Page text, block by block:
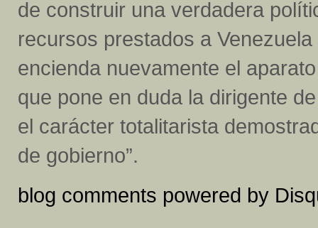
de construir una verdadera
recursos prestados a
encienda nuevamente el
que pone en duda la dirigente
el carácter totalitarista
de gobierno”.
blog comments powered by